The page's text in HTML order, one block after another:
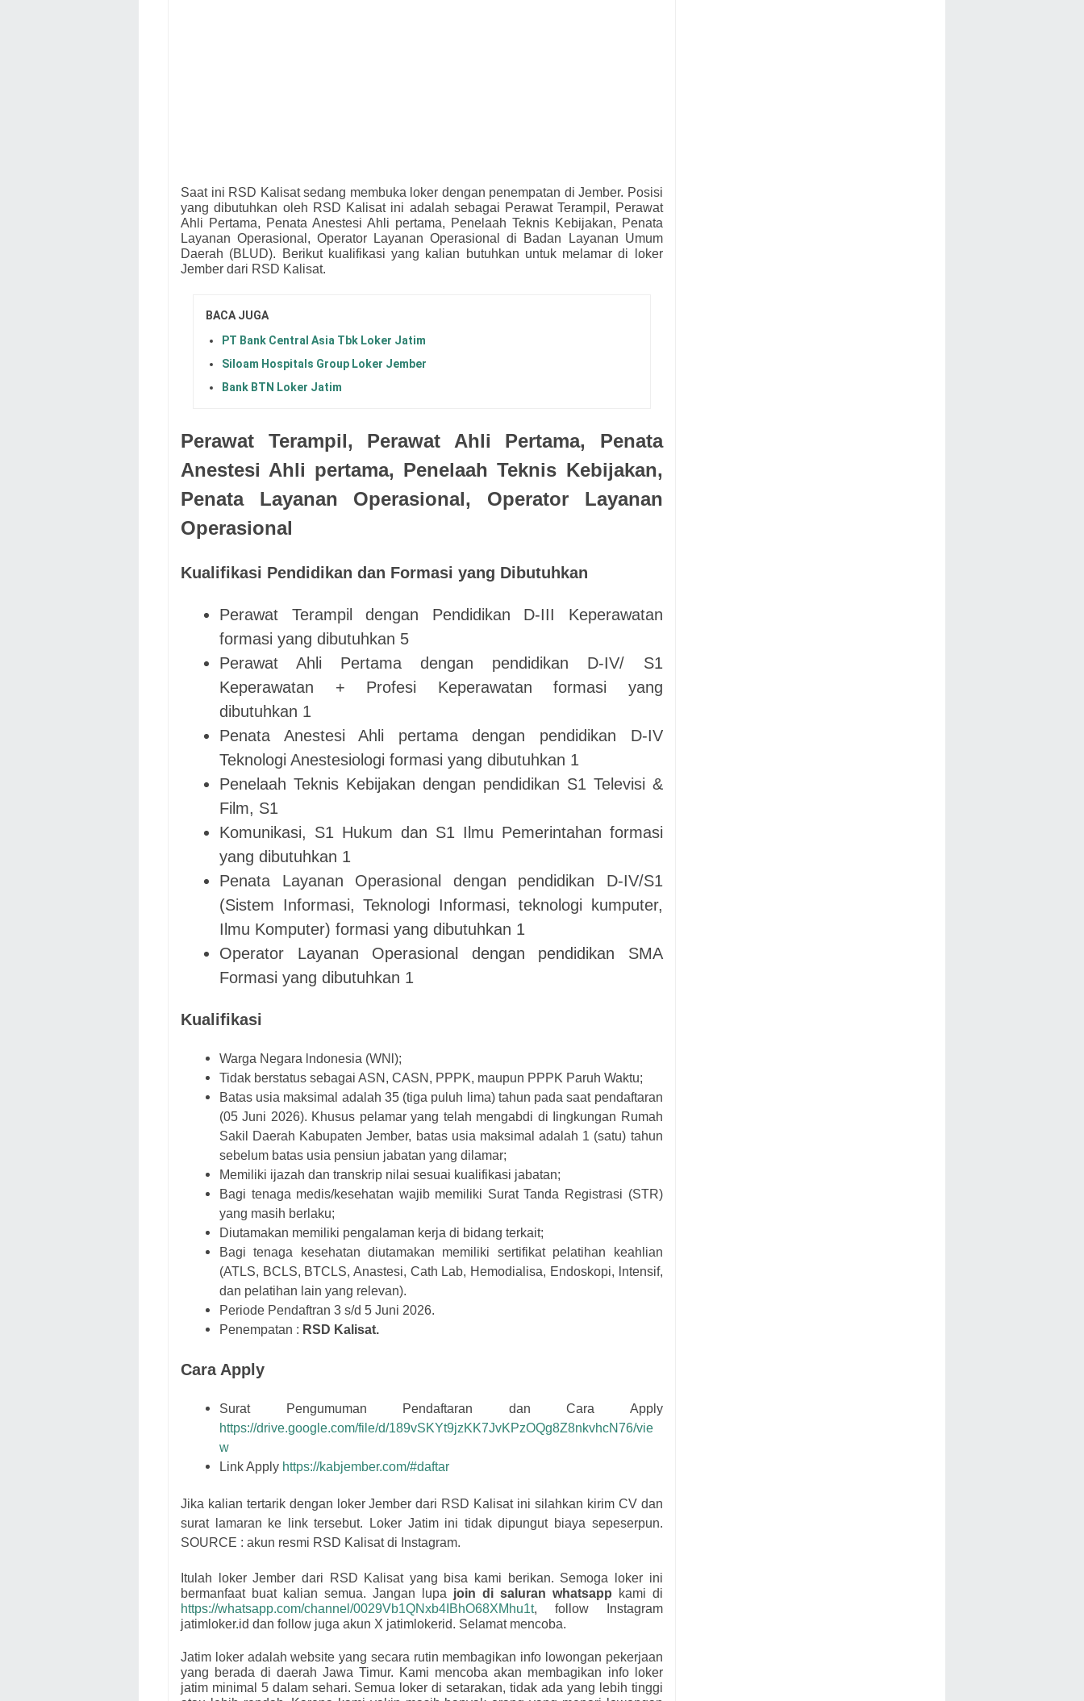
Saat ini RSD Kalisat sedang membuka loker dengan penempatan di Jember. Posisi
yang dibutuhkan oleh RSD Kalisat ini adalah sebagai Perawat Terampil, Perawat
Ahli Pertama, Penata Anestesi Ahli pertama, Penelaah Teknis Kebijakan, Penata
Layanan Operasional, Operator Layanan Operasional di Badan Layanan Umum
Daerah (BLUD).
Berikut kualifikasi yang kalian butuhkan untuk melamar di loker
Jember dari RSD Kalisat.
BACA JUGA
PT Bank Central Asia Tbk Loker Jatim
Siloam Hospitals Group Loker Jember
Bank BTN Loker Jatim
Perawat Terampil, Perawat Ahli Pertama, Penata
Anestesi Ahli pertama, Penelaah Teknis Kebijakan,
Penata Layanan Operasional, Operator Layanan
Operasional
Kualifikasi Pendidikan dan Formasi yang Dibutuhkan
Perawat Terampil dengan Pendidikan D-III Keperawatan
formasi yang dibutuhkan 5
Perawat Ahli Pertama dengan pendidikan D-IV/ S1
Keperawatan + Profesi Keperawatan formasi yang
dibutuhkan 1
Penata Anestesi Ahli pertama dengan pendidikan D-IV
Teknologi Anestesiologi formasi yang dibutuhkan 1
Penelaah Teknis Kebijakan dengan pendidikan S1 Televisi &
Film, S1
Komunikasi, S1 Hukum dan S1 Ilmu Pemerintahan formasi
yang dibutuhkan 1
Penata Layanan Operasional dengan pendidikan D-IV/S1
(Sistem Informasi, Teknologi Informasi, teknologi kumputer,
Ilmu Komputer) formasi yang dibutuhkan 1
Operator Layanan Operasional dengan pendidikan SMA
Formasi yang dibutuhkan 1
Kualifikasi
Warga Negara lndonesia (WNl);
Tidak berstatus sebagai ASN, CASN, PPPK, maupun PPPK Paruh Waktu;
Batas usia maksimal adalah 35 (tiga puluh lima) tahun pada saat pendaftaran
(05 Juni 2026). Khusus pelamar yang telah mengabdi di Iingkungan Rumah
Sakil Daerah Kabupaten Jember, batas usia maksimal adalah 1 (satu) tahun
sebelum batas usia pensiun jabatan yang dilamar;
Memiliki ijazah dan transkrip nilai sesuai kualifikasi jabatan;
Bagi tenaga medis/kesehatan wajib memiliki Surat Tanda Registrasi (STR)
yang masih berlaku;
Diutamakan memiliki pengalaman kerja di bidang terkait;
Bagi tenaga kesehatan diutamakan memiliki sertifikat pelatihan keahlian
(ATLS, BCLS, BTCLS, Anastesi, Cath Lab, Hemodialisa, Endoskopi, lntensif,
dan pelatihan lain yang relevan).
Periode Pendaftran 3 s/d 5 Juni 2026.
Penempatan : RSD Kalisat.
Cara Apply
Surat Pengumuman Pendaftaran dan Cara Apply
https://drive.google.com/file/d/189vSKYt9jzKK7JvKPzOQg8Z8nkvhcN76/vie
w
Link Apply https://kabjember.com/#daftar
Jika kalian tertarik dengan loker Jember dari RSD Kalisat ini silahkan kirim CV dan
surat lamaran ke link tersebut. Loker Jatim ini tidak dipungut biaya sepeserpun.
SOURCE : akun resmi RSD Kalisat di Instagram.
Itulah loker Jember dari RSD Kalisat yang bisa kami berikan. Semoga loker ini
bermanfaat buat kalian semua. Jangan lupa join di saluran whatsapp kami di
https://whatsapp.com/channel/0029Vb1QNxb4IBhO68XMhu1t, follow Instagram
jatimloker.id dan follow juga akun X jatimlokerid. Selamat mencoba.
Jatim loker adalah website yang secara rutin membagikan info lowongan pekerjaan
yang berada di daerah Jawa Timur. Kami mencoba akan membagikan info loker
jatim minimal 5 dalam sehari. Semua loker di setarakan, tidak ada yang lebih tinggi